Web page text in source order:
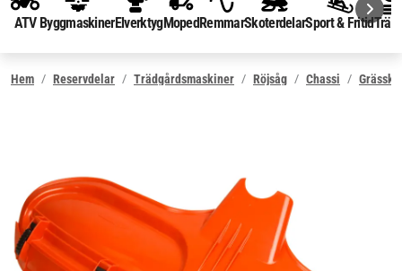
ATV ByggmaskinerElverktygMopedRemmarSkoterdelarSport & Fritid
Hem Reservdelar Trädgårdsmaskiner Röjsåg Chassi